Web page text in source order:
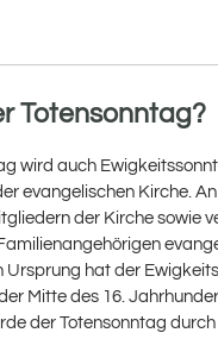
Totensonntag?
wird auch
evangelischen Kirche.
der Kirche sowie
Ursprung hat der
Mitte des 16.
der Totensonntag